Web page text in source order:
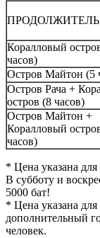
Коралловый
часов)
Остров Майтон (5
Остров Рача +
остров (8 часов)
Остров Майтон +
Коралловый
часов)
* Цена указана
В субботу и
5000 бат!
* Цена указана
дополнительный
человек.